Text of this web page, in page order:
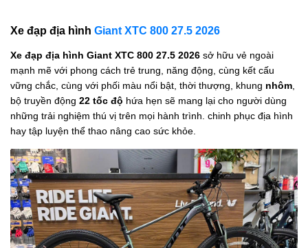
Xe đạp địa hình Giant XTC 800 27.5 2026
Xe đạp địa hình Giant XTC 800 27.5 2026 sở hữu vẻ ngoài
mạnh mẽ với phong cách trẻ trung, năng động, cùng kết cấu
vững chắc, cùng với phối màu nổi bật, thời thượng, khung nhôm
bộ truyền động 22 tốc độ hứa hẹn sẽ mang lại cho người dùng
những trải nghiệm thú vị trên mọi hành trình. chinh phục địa hình
hay tập luyện thể thao nâng cao sức khỏe.